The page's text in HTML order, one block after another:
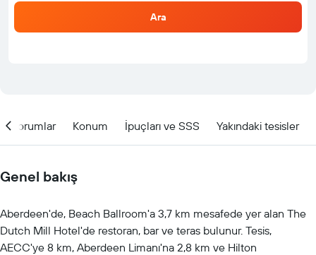
Ara
Yorumlar Konum İpuçları ve SSS Yakındaki tesisler
Genel bakış
Aberdeen'de, Beach Ballroom'a 3,7 km mesafede yer alan The
Dutch Mill Hotel'de restoran, bar ve teras bulunur. Tesis,
AECC'ye 8 km, Aberdeen Limanı'na 2,8 km ve Hilton